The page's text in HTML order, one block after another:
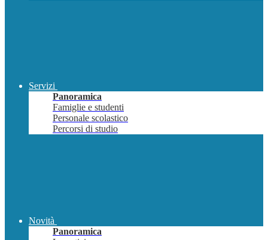
Servizi
Panoramica
Famiglie e studenti
Personale scolastico
Percorsi di studio
Novità
Panoramica